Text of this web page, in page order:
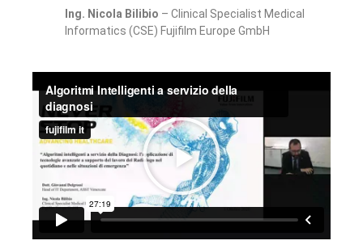
Ing. Nicola Bilibio – Clinical Specialist Medical
Informatics (CSE) Fujifilm Europe GmbH